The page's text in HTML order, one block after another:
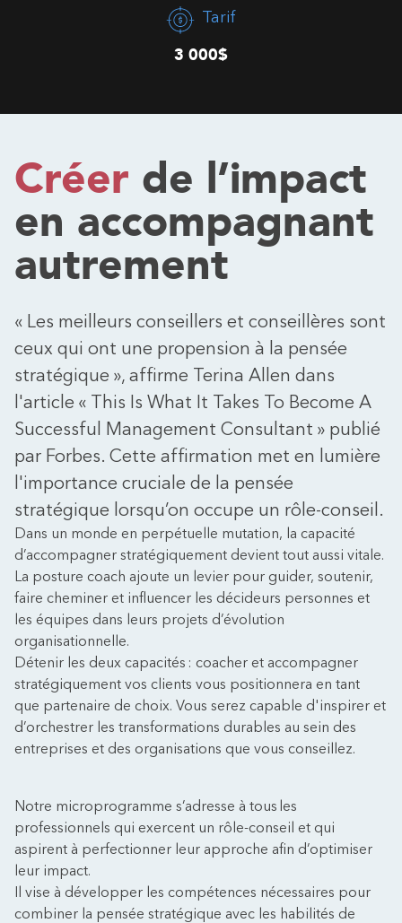
Tarif
3 000$
Créer de l’impact
en accompagnant
autrement
« Les meilleurs conseillers et conseillères sont
ceux qui ont une propension à la pensée
stratégique », affirme Terina Allen dans
l'article « This Is What It Takes To Become A
Successful Management Consultant » publié
par Forbes. Cette affirmation met en lumière
l'importance cruciale de la pensée
stratégique lorsqu’on occupe un rôle-conseil.
Dans un monde en perpétuelle mutation, la capacité
d’accompagner stratégiquement devient tout aussi vitale.
La posture coach ajoute un levier pour guider, soutenir,
faire cheminer et influencer les décideurs personnes et
les équipes dans leurs projets d’évolution
organisationnelle.
Détenir les deux capacités : coacher et accompagner
stratégiquement vos clients vous positionnera en tant
que partenaire de choix. Vous serez capable d'inspirer et
d’orchestrer les transformations durables au sein des
entreprises et des organisations que vous conseillez.
Notre microprogramme s’adresse à tous les
professionnels qui exercent un rôle-conseil et qui
aspirent à perfectionner leur approche afin d’optimiser
leur impact.
Il vise à développer les compétences nécessaires pour
combiner la pensée stratégique avec les habilités de